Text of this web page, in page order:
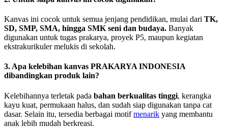
Kanvas ini cocok untuk semua jenjang pendidikan, mulai dari TK,
SD, SMP, SMA, hingga SMK seni dan budaya. Banyak
digunakan untuk tugas prakarya, proyek P5, maupun kegiatan
ekstrakurikuler melukis di sekolah.
3. Apa kelebihan kanvas PRAKARYA INDONESIA
dibandingkan produk lain?
Kelebihannya terletak pada bahan berkualitas tinggi, kerangka
kayu kuat, permukaan halus, dan sudah siap digunakan tanpa cat
dasar. Selain itu, tersedia berbagai motifmenarik yang membantu
anak lebih mudah berkreasi.